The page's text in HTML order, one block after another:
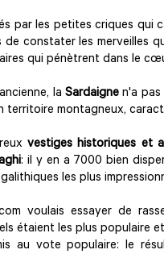
par les petites criques qui
de constater les merveilles
qui pénètrent dans le
la Sardaigne n'a pas
territoire montagneux,
vestiges historiques et
: il y en a 7000 bien
les plus
voulais essayer de
étaient les plus populaire
au vote populaire: le